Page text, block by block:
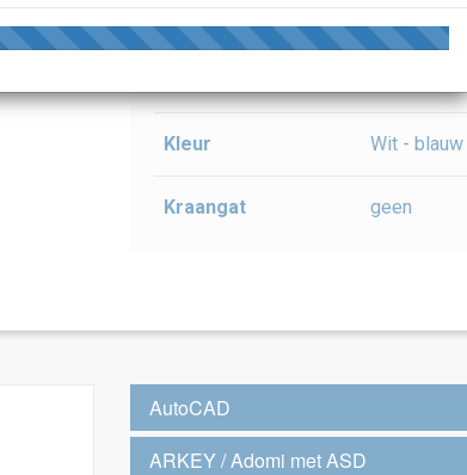
Kleur Wit - blauw
Kraangat geen
AutoCAD
ARKEY / Adomi met ASD